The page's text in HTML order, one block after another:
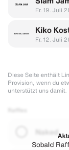
Fr. 19. Juli
Kiko
Fr. 12. Juli
Diese Seite enthält
Provision, wenn du
unterstützt uns damit.
Naked
Sobald